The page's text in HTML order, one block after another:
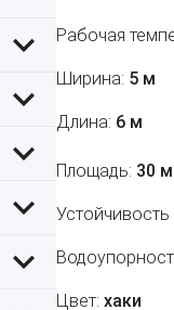
Рабочая
Ширина: 5 м
Длина: 6 м
Площадь: 30 м
Цвет: хаки